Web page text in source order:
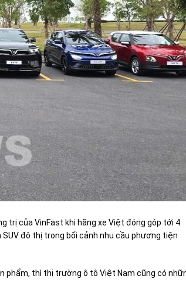
trị của VinFast khi hãng xe Việt đóng góp tới 4
đô thị trong bối cảnh nhu cầu phương tiện
phẩm, thì thị trường ô tô Việt Nam cũng có